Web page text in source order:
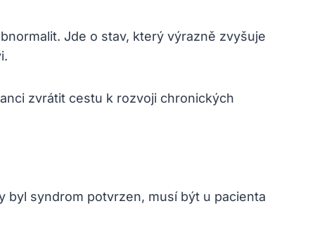
Jde o stav, který výrazně zvyšuje
zvrátit cestu k rozvoji chronických
byl syndrom potvrzen, musí být u pacienta